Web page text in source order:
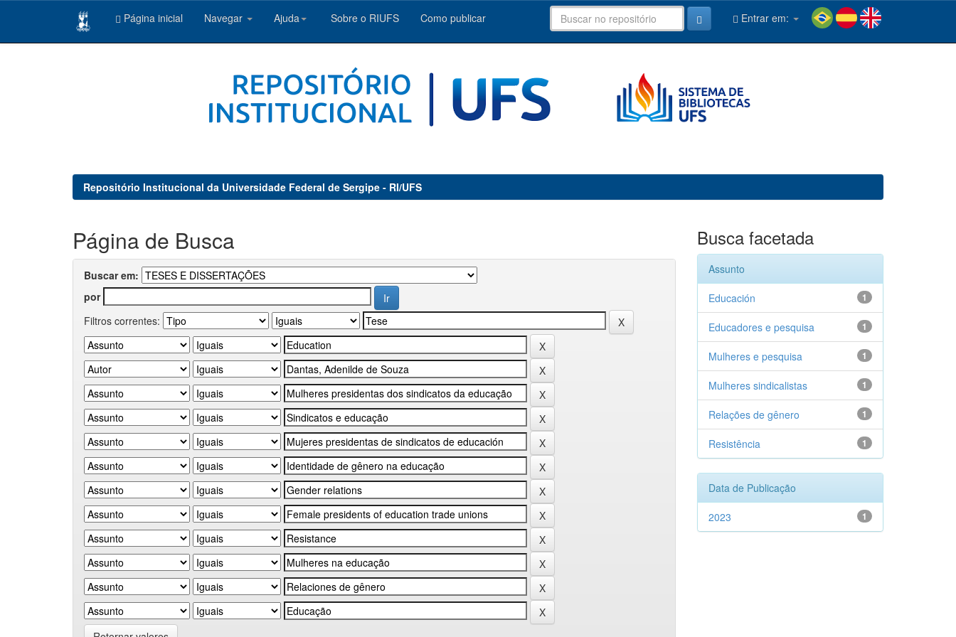
Página inicial Navegar Ajuda Sobre o RIUFS Como publicar Entrar em:
Repositório Institucional da Universidade Federal de Sergipe - RI/UFS
Página de Busca
Buscar em:
por
Filtros correntes:
Busca facetada
Assunto
1
Educación
1
Educadores e pesquisa
1
Mulheres e pesquisa
1
Mulheres sindicalistas
1
Relações de gênero
1
Resistência
Data de Publicação
1
2023